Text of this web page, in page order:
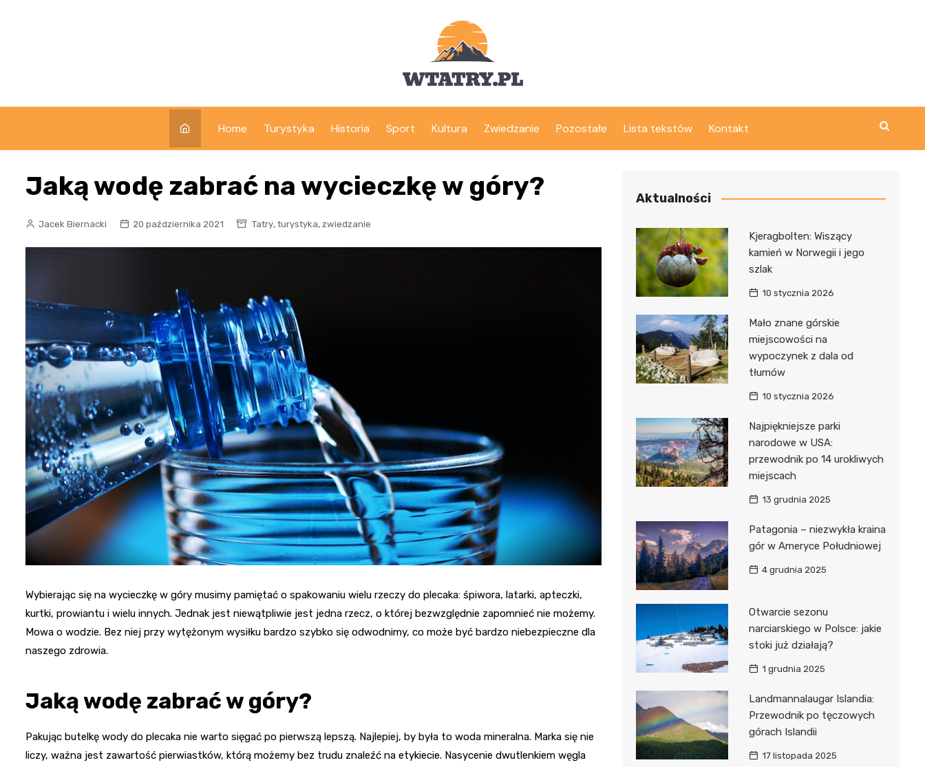
Home Turystyka Historia Sport Kultura Zwiedzanie Pozostałe Lista tekstów Kontakt
Jaką wodę zabrać na wycieczkę w góry?
Jacek Biernacki 20 października 2021 Tatry, turystyka, zwiedzanie
Wybierając się na wycieczkę w góry musimy pamiętać o spakowaniu wielu rzeczy do plecaka: śpiwora, latarki, apteczki,
kurtki, prowiantu i wielu innych. Jednak jest niewątpliwie jest jedna rzecz, o której bezwzględnie zapomnieć nie możemy.
Mowa o wodzie. Bez niej przy wytężonym wysiłku bardzo szybko się odwodnimy, co może być bardzo niebezpieczne dla
naszego zdrowia.
Jaką wodę zabrać w góry?
Pakując butelkę wody do plecaka nie warto sięgać po pierwszą lepszą. Najlepiej, by była to woda mineralna. Marka się nie
liczy, ważna jest zawartość pierwiastków, którą możemy bez trudu znaleźć na etykiecie. Nasycenie dwutlenkiem węgla
Aktualności
Kjeragbolten: Wiszący
kamień w Norwegii i jego
szlak
10 stycznia 2026
Mało znane górskie
miejscowości na
wypoczynek z dala od
tłumów
10 stycznia 2026
Najpiękniejsze parki
narodowe w USA:
przewodnik po 14 urokliwych
miejscach
13 grudnia 2025
Patagonia – niezwykła kraina
gór w Ameryce Południowej
4 grudnia 2025
Otwarcie sezonu
narciarskiego w Polsce: jakie
stoki już działają?
1 grudnia 2025
Landmannalaugar Islandia:
Przewodnik po tęczowych
górach Islandii
17 listopada 2025